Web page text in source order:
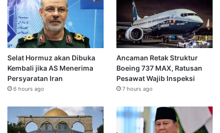
Selat Hormuz akan Dibuka
Kembali jika AS Menerima
Persyaratan Iran
6 hours ago
Ancaman Retak Struktur
Boeing 737 MAX, Ratusan
Pesawat Wajib Inspeksi
7 hours ago